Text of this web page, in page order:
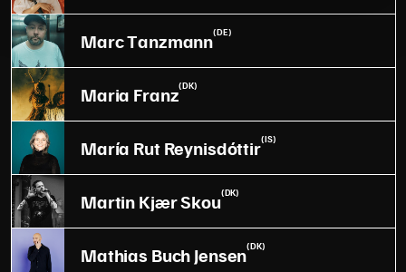
Marc Tanzmann(DE)
Maria Franz(DK)
María Rut Reynisdóttir(IS)
Martin Kjær Skou(DK)
Mathias Buch Jensen(DK)